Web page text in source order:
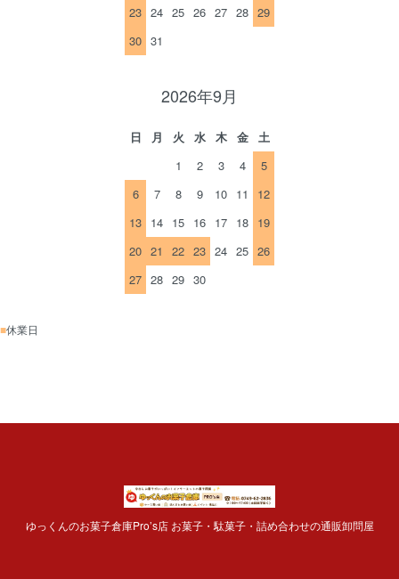
23 24 25 26 27 28 29
30 31
2026年9月
日 月 火 水 木 金
土
1
2 3 4
5
6
7 8 9 10 11
12
13 14 15 16 17 18 19
20 21 22 23 24 25 26
27 28 29 30
■休業日
ゆっくんのお菓子倉庫Pro’s店 お菓子・駄菓子・詰め合わせの通販卸問屋